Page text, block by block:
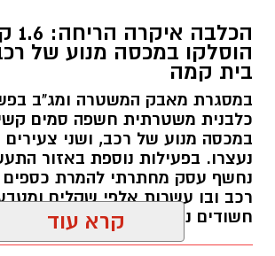
הוסלקו במכסה מנוע של
בית קמה
במסגרת מאבק המשטרה ומג"ב
כלבנית משטרתית חשפה סמים
במכסה מנוע של רכב, ושני צעירים
נעצרו. בפעילות נוספת באזור
נחשף עסק מחתרתי להמרת כספים
רכב ובו עשרות אלפי שקלים
חשודים נעצרו בסך הכל.
קרא עוד